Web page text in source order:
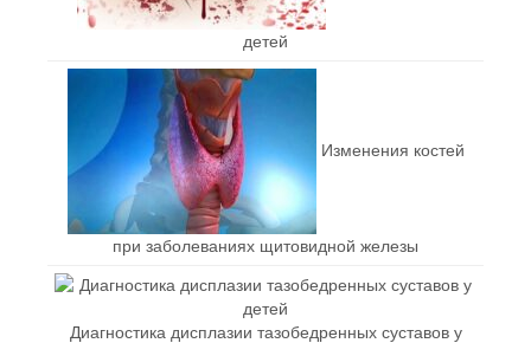
детей
Изменения костей
при заболеваниях щитовидной железы
Диагностика дисплазии тазобедренных суставов у